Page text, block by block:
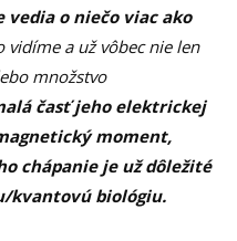
vedia o niečo viac ako
vidíme a už vôbec nie len
množstvo
časť jeho elektrickej
moment,
chápanie je už dôležité
kvantovú biológiu.